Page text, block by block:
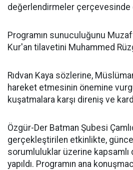
değerlendirmeler
Programın sunuculuğunu
Kur'an tilavetini Muhammed
Rıdvan Kaya sözlerine,
hareket etmesinin önemine
kuşatmalara karşı direniş ve
Özgür-Der Batman Şubesi
gerçekleştirilen etkinlikte,
sorumluluklar üzerine
yapıldı. Programın ana